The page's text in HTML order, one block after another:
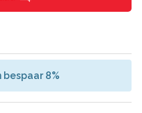
bespaar 8%